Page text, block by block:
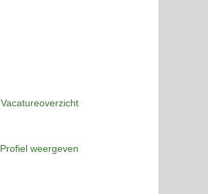
Vacatureoverzicht
Profiel weergeven